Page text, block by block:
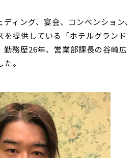
ィング、宴会、コンベンション、
を提供している「ホテルグランド
勤務歴26年、営業部課長の谷崎広
。